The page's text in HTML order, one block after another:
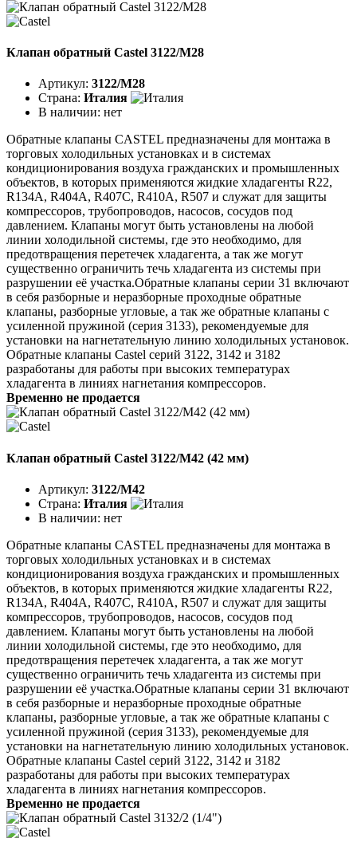
Клапан обратный Castel 3122/M28
Артикул: 3122/M28
Страна: Италия
В наличии: нет
Обратные клапаны CASTEL предназначены для монтажа в
торговых холодильных установках и в системах
кондиционирования воздуха гражданских и промышленных
объектов, в которых применяются жидкие хладагенты R22,
R134A, R404A, R407C, R410A, R507 и служат для защиты
компрессоров, трубопроводов, насосов, сосудов под
давлением. Клапаны могут быть установлены на любой
линии холодильной системы, где это необходимо, для
предотвращения перетечек хладагента, а так же могут
существенно ограничить течь хладагента из системы при
разрушении её участка.Обратные клапаны серии 31 включают
в себя разборные и неразборные проходные обратные
клапаны, разборные угловые, а так же обратные клапаны с
усиленной пружиной (серия 3133), рекомендуемые для
установки на нагнетательную линию холодильных установок.
Обратные клапаны Castel серий 3122, 3142 и 3182
разработаны для работы при высоких температурах
хладагента в линиях нагнетания компрессоров.
Временно не продается
Клапан обратный Castel 3122/M42 (42 мм)
Артикул: 3122/M42
Страна: Италия
В наличии: нет
Обратные клапаны CASTEL предназначены для монтажа в
торговых холодильных установках и в системах
кондиционирования воздуха гражданских и промышленных
объектов, в которых применяются жидкие хладагенты R22,
R134A, R404A, R407C, R410A, R507 и служат для защиты
компрессоров, трубопроводов, насосов, сосудов под
давлением. Клапаны могут быть установлены на любой
линии холодильной системы, где это необходимо, для
предотвращения перетечек хладагента, а так же могут
существенно ограничить течь хладагента из системы при
разрушении её участка.Обратные клапаны серии 31 включают
в себя разборные и неразборные проходные обратные
клапаны, разборные угловые, а так же обратные клапаны с
усиленной пружиной (серия 3133), рекомендуемые для
установки на нагнетательную линию холодильных установок.
Обратные клапаны Castel серий 3122, 3142 и 3182
разработаны для работы при высоких температурах
хладагента в линиях нагнетания компрессоров.
Временно не продается